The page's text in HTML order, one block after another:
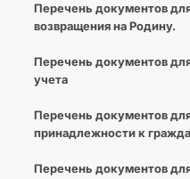
Перечень документов
возвращения на Родину.
Перечень документов
учета
Перечень документов
принадлежности к
Перечень документов